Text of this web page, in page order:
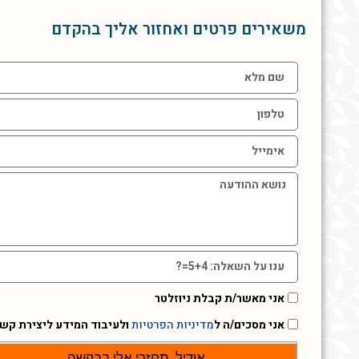
משאירים פרטים ואחזור אליך בהקדם
אני מאשר/ת קבלת ניוזלטר
אני מסכים/ה למדיניות הפרטיותולעיבוד המידע ליצירת